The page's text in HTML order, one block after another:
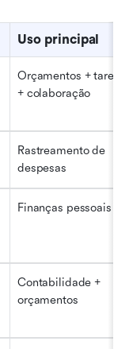
Uso principal
Orçamentos + tarefas
+ colaboração
Rastreamento de
despesas
Finanças pessoais
Contabilidade +
orçamentos